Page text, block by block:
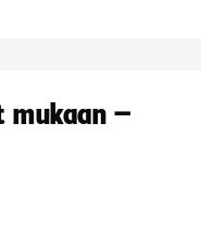
mukaan –